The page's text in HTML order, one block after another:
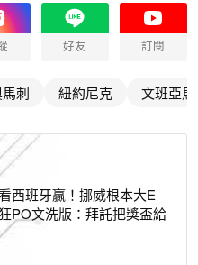
好友 訂閱
刺 紐約尼克 文班亞馬
西班牙贏！挪威根本大E
PO文洗版：拜託把獎盃給